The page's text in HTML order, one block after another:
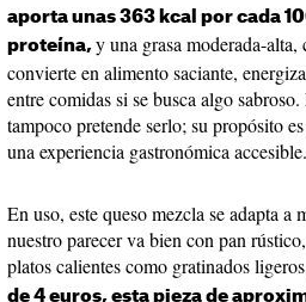
aporta unas 363 kcal por cada
proteína, y una grasa moderada-alta,
convierte en alimento saciante,
entre comidas si se busca algo
tampoco pretende serlo; su propósito
una experiencia gastronómica accesible.
En uso, este queso mezcla se adapta a
nuestro parecer va bien con pan
platos calientes como gratinados
de 4 euros, esta pieza de